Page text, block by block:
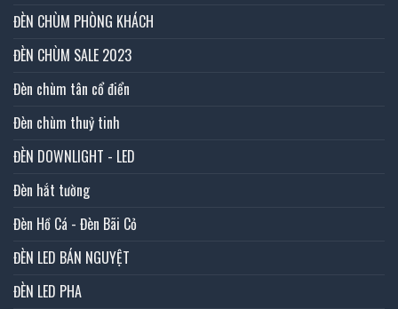
ĐÈN CHÙM PHÒNG KHÁCH
ĐÈN CHÙM SALE 2023
Đèn chùm tân cổ điển
Đèn chùm thuỷ tinh
ĐÈN DOWNLIGHT - LED
Đèn hắt tường
Đèn Hồ Cá - Đèn Bãi Cỏ
ĐÈN LED BÁN NGUYỆT
ĐÈN LED PHA